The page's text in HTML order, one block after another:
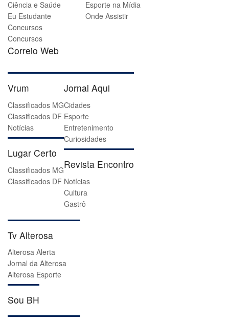
Ciência e Saúde
Eu Estudante
Concursos
Concursos
Correio Web
Esporte na Mídia
Onde Assistir
Vrum
Classificados MG
Classificados DF
Notícias
Lugar Certo
Classificados MG
Classificados DF
Jornal Aqui
Cidades
Esporte
Entretenimento
Curiosidades
Revista Encontro
Notícias
Cultura
Gastrô
Tv Alterosa
Alterosa Alerta
Jornal da Alterosa
Alterosa Esporte
Sou BH